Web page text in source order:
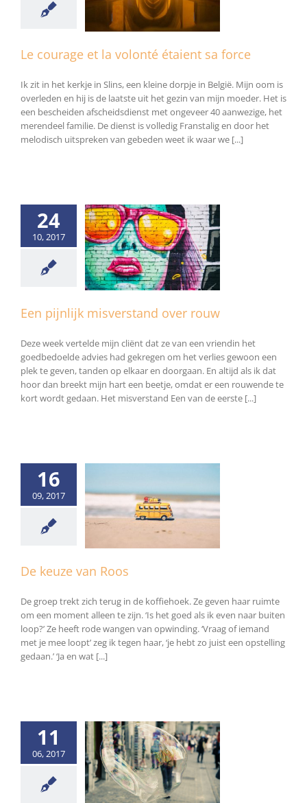
Le courage et la volonté étaient sa force
Ik zit in het kerkje in Slins, een kleine dorpje in België. Mijn oom is
overleden en hij is de laatste uit het gezin van mijn moeder. Het is
een bescheiden afscheidsdienst met ongeveer 40 aanwezige, het
merendeel familie. De dienst is volledig Franstalig en door het
melodisch uitspreken van gebeden weet ik waar we [...]
24
10, 2017
misverstand
Een pijnlijk misverstand over rouw
Deze week vertelde mijn cliënt dat ze van een vriendin het
goedbedoelde advies had gekregen om het verlies gewoon een
plek te geven, tanden op elkaar en doorgaan. En altijd als ik dat
hoor dan breekt mijn hart een beetje, omdat er een rouwende te
kort wordt gedaan. Het misverstand Een van de eerste [...]
16
09, 2017
De keuze van Roos
De groep trekt zich terug in de koffiehoek. Ze geven haar ruimte
om een moment alleen te zijn. ‘Is het goed als ik even naar buiten
loop?’ Ze heeft rode wangen van opwinding. ‘Vraag of iemand
met je mee loopt’ zeg ik tegen haar, ‘je hebt zo juist een opstelling
gedaan.’ ‘Ja en wat [...]
11
06, 2017
niemand mij ooit